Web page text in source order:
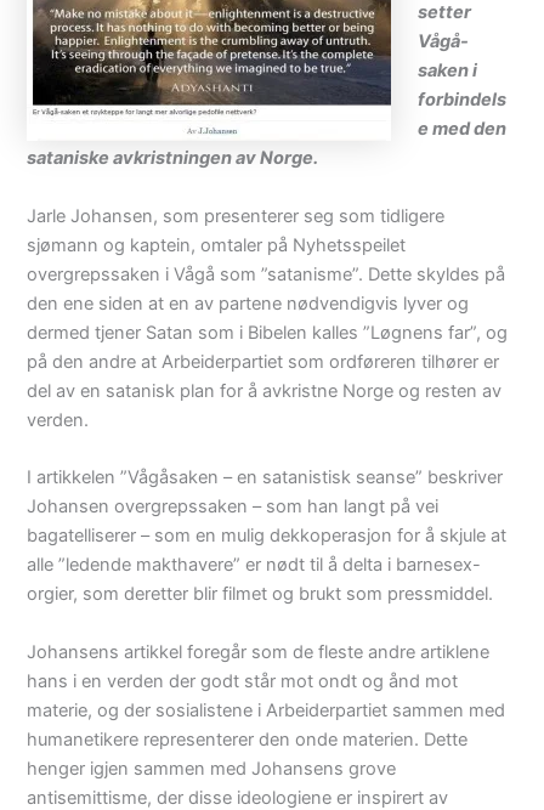
setter
Vågå-
saken i
forbindels
e med den
sataniske avkristningen av Norge.
Jarle Johansen, som presenterer seg som tidligere
sjømann og kaptein, omtaler på Nyhetsspeilet
overgrepssaken i Vågå som ”satanisme”. Dette skyldes på
den ene siden at en av partene nødvendigvis lyver og
dermed tjener Satan som i Bibelen kalles ”Løgnens far”, og
på den andre at Arbeiderpartiet som ordføreren tilhører er
del av en satanisk plan for å avkristne Norge og resten av
verden.
I artikkelen ”Vågåsaken – en satanistisk seanse” beskriver
Johansen overgrepssaken – som han langt på vei
bagatelliserer – som en mulig dekkoperasjon for å skjule at
alle ”ledende makthavere” er nødt til å delta i barnesex-
orgier, som deretter blir filmet og brukt som pressmiddel.
Johansens artikkel foregår som de fleste andre artiklene
hans i en verden der godt står mot ondt og ånd mot
materie, og der sosialistene i Arbeiderpartiet sammen med
humanetikere representerer den onde materien. Dette
henger igjen sammen med Johansens grove
antisemittisme, der disse ideologiene er inspirert av